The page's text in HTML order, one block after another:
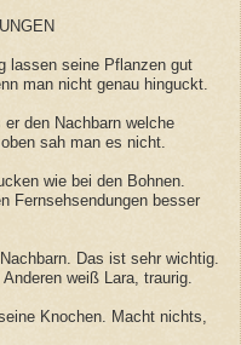
lassen seine Pflanzen gut
man nicht genau hinguckt.
den Nachbarn welche
sah man es nicht.
wie bei den Bohnen.
Fernsehsendungen besser
Das ist sehr wichtig.
weiß Lara, traurig.
Knochen. Macht nichts,